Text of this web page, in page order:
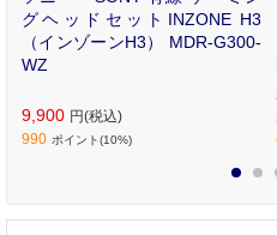
グヘッドセットINZONE H3
（インゾーンH3） MDR-G300-
WZ
9,900 円(税込)
990 ポイント(10%)